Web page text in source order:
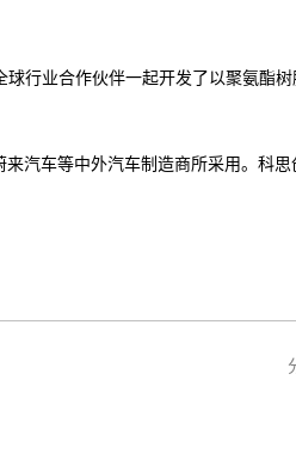
行业合作伙伴一起开发了以聚氨酯
汽车等中外汽车制造商所采用。科